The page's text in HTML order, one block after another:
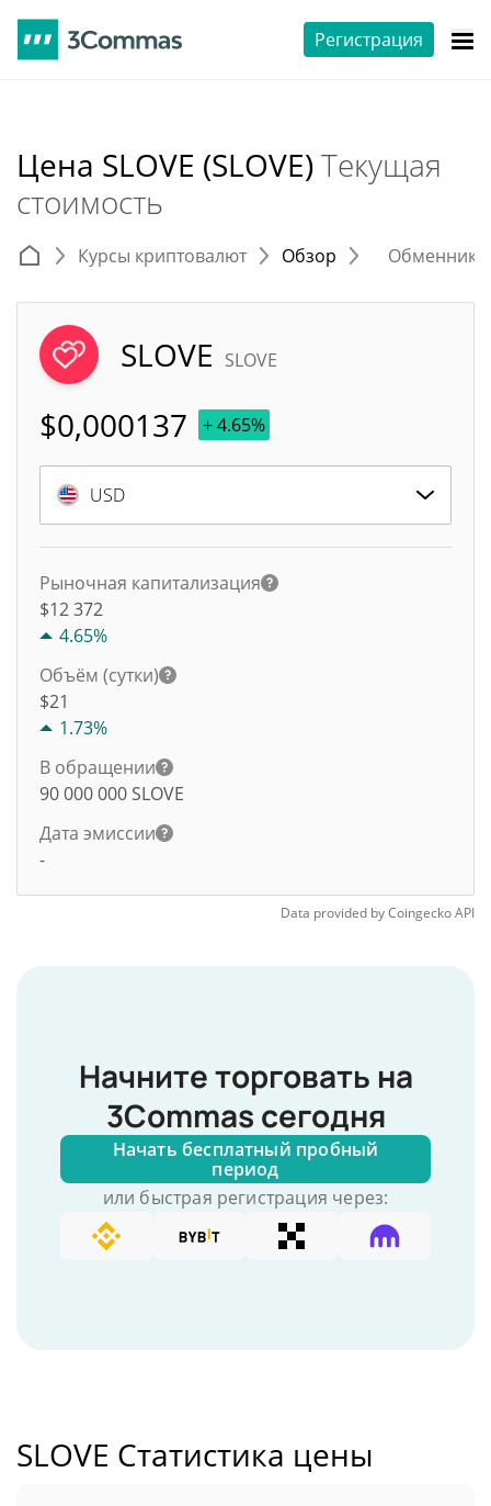
Регистрация
Цена SLOVE (SLOVE)Текущая
стоимость
Курсы криптовалют Обзор
SLOVE SLOVE
$0,000137 + 4.65%
USD
Рыночная капитализация
$12 372
4.65%
Объём (сутки)
$21
1.73%
В обращении
90 000 000 SLOVE
Дата эмиссии
-
Data provided byCoingeckoAPI
Начните торговать на
3Commas сегодня
Начать бесплатный пробный
период
или быстрая регистрация через:
SLOVE Статистика цены